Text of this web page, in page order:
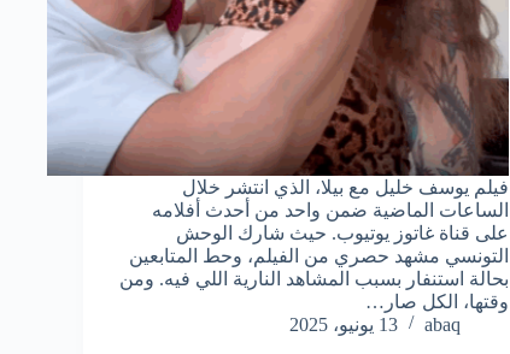
فيلم يوسف خليل مع بيلا، الذي انتشر خلال
الساعات الماضية ضمن واحد من أحدث أفلامه
على قناة غاتوز يوتيوب. حيث شارك الوحش
التونسي مشهد حصري من الفيلم، وحط المتابعين
بحالة استنفار بسبب المشاهد النارية اللي فيه. ومن
وقتها، الكل صار…
abaq
13 يونيو، 2025